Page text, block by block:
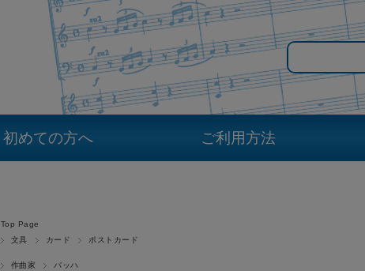
初めての方へ ご利用方法
Top Page
文具
カード ポストカード
作曲家 バッハ